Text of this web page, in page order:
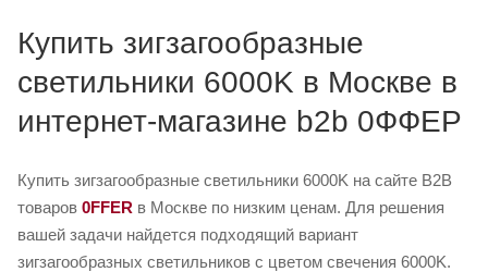
Купить зигзагообразные
светильники 6000K в Москве в
интернет-магазине b2b 0ФФЕР
Купить зигзагообразные светильники 6000K на сайте B2B
товаров 0FFER в Москве по низким ценам. Для решения
вашей задачи найдется подходящий вариант
зигзагообразных светильников с цветом свечения 6000K.